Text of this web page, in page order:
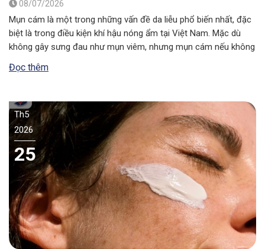
08/07/2026
Mụn cám là một trong những vấn đề da liễu phổ biến nhất, đặc
biệt là trong điều kiện khí hậu nóng ẩm tại Việt Nam. Mặc dù
không gây sưng đau như mụn viêm, nhưng mụn cám nếu không
Đọc thêm
Th5
2026
25